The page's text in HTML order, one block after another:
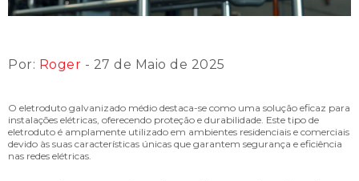
Por: Roger - 27 de Maio de 2025
O eletroduto galvanizado médio destaca-se como uma solução eficaz para
instalações elétricas, oferecendo proteção e durabilidade. Este tipo de
eletroduto é amplamente utilizado em ambientes residenciais e comerciais
devido às suas características únicas que garantem segurança e eficiência
nas redes elétricas.